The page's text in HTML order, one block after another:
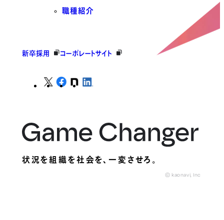
職種紹介
新卒採用 コーポレートサイト
状況を組織を社会を、一変させろ。
© kaonavi, Inc